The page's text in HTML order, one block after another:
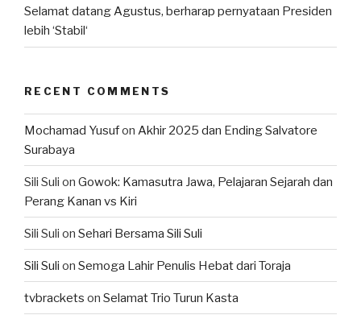
Selamat datang Agustus, berharap pernyataan Presiden
lebih ‘Stabil‘
RECENT COMMENTS
Mochamad Yusufon Akhir 2025 dan Ending Salvatore
Surabaya
Sili Suli on Gowok: Kamasutra Jawa, Pelajaran Sejarah dan
Perang Kanan vs Kiri
Sili Suli on Sehari Bersama Sili Suli
Sili Suli on Semoga Lahir Penulis Hebat dari Toraja
tvbrackets on Selamat Trio Turun Kasta